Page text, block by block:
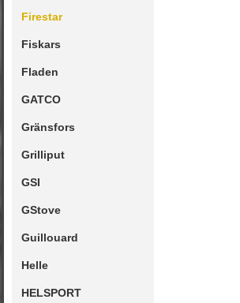
Firestar
Fiskars
Fladen
GATCO
Gränsfors
Grilliput
GSI
GStove
Guillouard
Helle
HELSPORT